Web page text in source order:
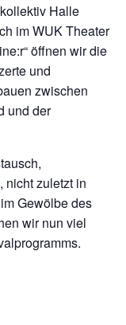
Halle
im WUK Theater
öffnen wir die
und
zwischen
und der
nicht zuletzt in
Gewölbe des
wir nun viel